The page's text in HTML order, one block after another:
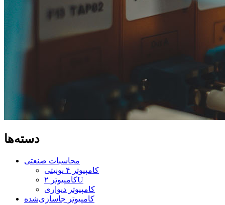
دسته‌ها
محاسبات صنعتی
کامپیوتر ۴ یونیتی
کامپیوتر ۲U
کامپیوتر دیواری
کامپیوتر جاسازی‌شده